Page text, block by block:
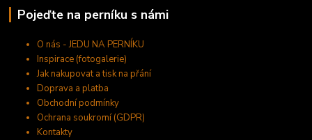
Pojeďte na perníku s námi
O nás - JEDU NA PERNÍKU
Inspirace (fotogalerie)
Jak nakupovat a tisk na přání
Doprava a platba
Obchodní podmínky
Ochrana soukromí (GDPR)
Kontakty